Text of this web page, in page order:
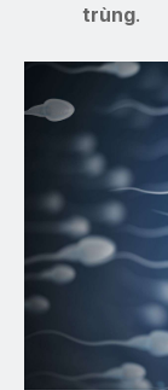
trùng.